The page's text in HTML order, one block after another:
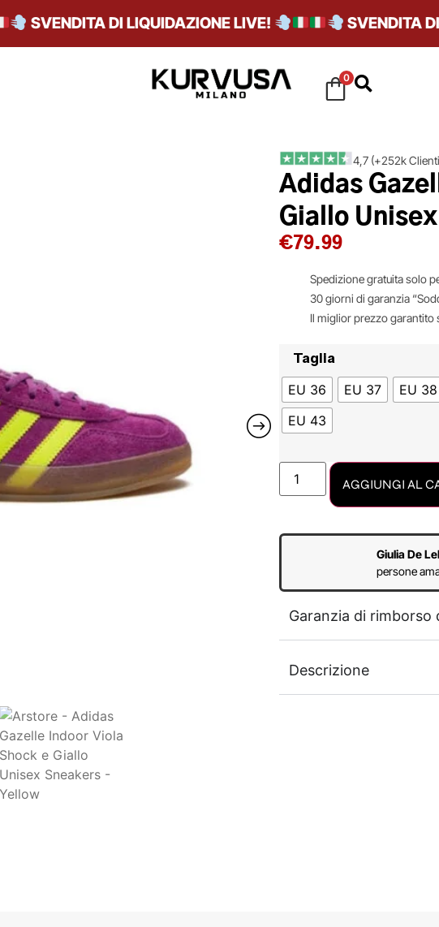
SVENDITA DI LIQUIDAZIONE LIVE! SVENDITA DI
0
4,7 (+252k
Adidas
Giallo
€79.99
Spedizione gratuita solo
30 giorni di garanzia
Il miglior prezzo garantito
Taglia
EU 36
EU 37 EU 38
EU 43
AGGIUNGI AL
Giulia De
persone
Garanzia di rimborso
Descrizione